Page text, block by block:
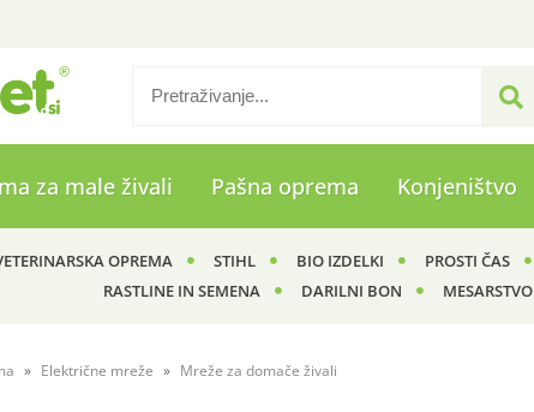
za male živali Pašna oprema Konjeništvo
OPREMA STIHL BIO IZDELKI PROSTI ČAS
RASTLINE IN SEMENA
DARILNI BON MESARSTVO
Električne mreže Mreže za domače živali